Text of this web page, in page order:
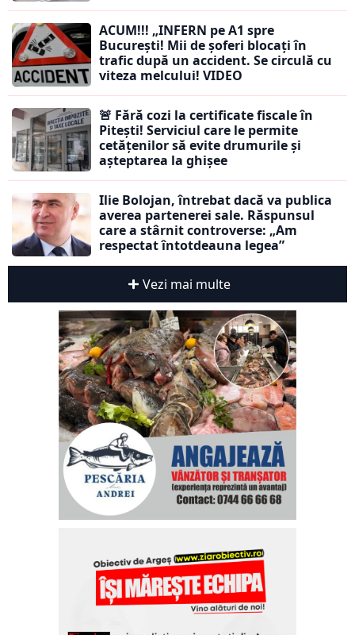
ACUM!!! „INFERN pe A1 spre
București! Mii de șoferi blocați în
trafic după un accident. Se circulă cu
viteza melcului! VIDEO
🚨 Fără cozi la certificate fiscale în
Pitești! Serviciul care le permite
cetățenilor să evite drumurile și
așteptarea la ghișee
Ilie Bolojan, întrebat dacă va publica
averea partenerei sale. Răspunsul
care a stârnit controverse: „Am
respectat întotdeauna legea”
Vezi mai multe